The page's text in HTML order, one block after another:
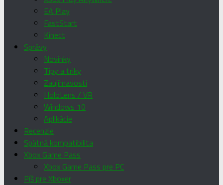
EA Play
FastStart
Kinect
Správy
Novinky
Tipy a triky
Zaujímavosti
HoloLens / VR
Windows 10
Aplikácie
Recenzie
Spätná kompatibilita
Xbox Game Pass
Xbox Game Pass pre PC
Píš pre Xboxer